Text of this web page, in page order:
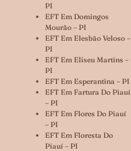
PI
EFT Em Domingos
Mourão – PI
EFT Em Elesbão Veloso –
PI
EFT Em Eliseu Martins –
PI
EFT Em Esperantina – PI
EFT Em Fartura Do Piauí
– PI
EFT Em Flores Do Piauí
– PI
EFT Em Floresta Do
Piauí – PI